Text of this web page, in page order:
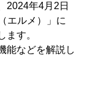
2024年4月2日
エルメ）」に
ます。
能などを解説し